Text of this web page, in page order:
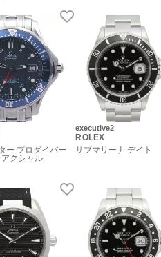
ー プロダイバー
クシャル
executive2
ROLEX
サブマリーナ デイト